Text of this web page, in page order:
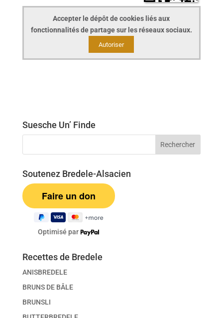
Accepter le dépôt de cookies liés aux
fonctionnalités de partage sur les réseaux sociaux.
Autoriser
Suesche Un’ Finde
Soutenez Bredele-Alsacien
Optimisé par
Recettes de Bredele
ANISBREDELE
BRUNS DE BÂLE
BRUNSLI